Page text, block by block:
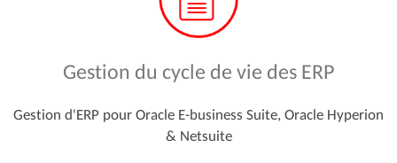
Gestion du cycle de vie des ERP
Gestion d'ERP pour Oracle E-business Suite, Oracle Hyperion
& Netsuite